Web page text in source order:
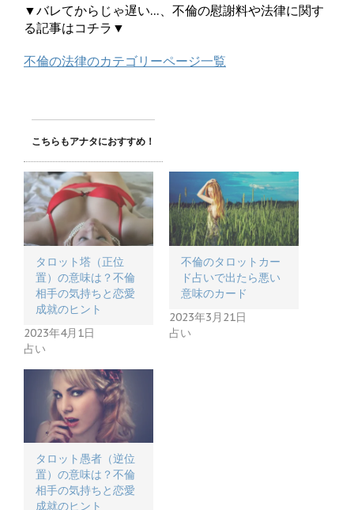
▼バレてからじゃ遅い…、不倫の慰謝料や法律に関す
る記事はコチラ▼
不倫の法律のカテゴリーページ一覧
こちらもアナタにおすすめ！
タロット塔（正位
置）の意味は？不倫
相手の気持ちと恋愛
成就のヒント
2023年4月1日
占い
不倫のタロットカー
ド占いで出たら悪い
意味のカード
2023年3月21日
占い
タロット愚者（逆位
置）の意味は？不倫
相手の気持ちと恋愛
成就のヒント